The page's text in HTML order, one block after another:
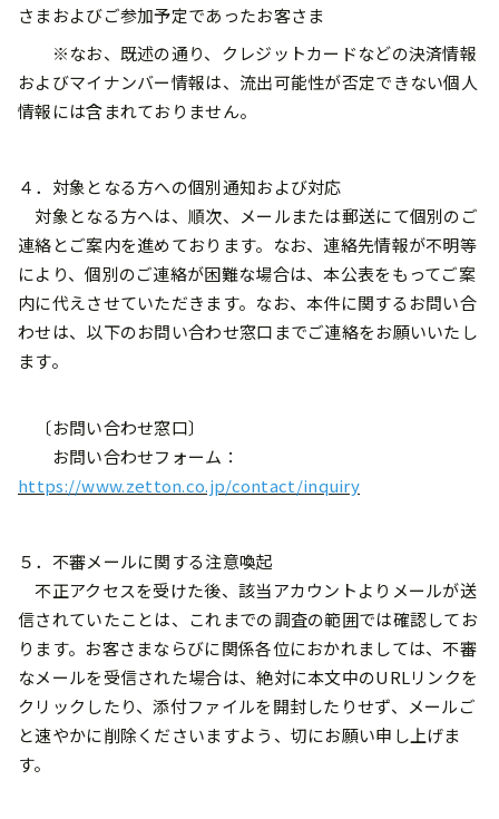
さまおよびご参加予定であったお客さま
※なお、既述の通り、クレジットカードなどの決済情報
およびマイナンバー情報は、流出可能性が否定できない個人
情報には含まれておりません。
４．対象となる方への個別通知および対応
対象となる方へは、順次、メールまたは郵送にて個別のご
連絡とご案内を進めております。なお、連絡先情報が不明等
により、個別のご連絡が困難な場合は、本公表をもってご案
内に代えさせていただきます。なお、本件に関するお問い合
わせは、以下のお問い合わせ窓口までご連絡をお願いいたし
ます。
〔お問い合わせ窓口〕
お問い合わせフォーム：
https://www.zetton.co.jp/contact/inquiry
５．不審メールに関する注意喚起
不正アクセスを受けた後、該当アカウントよりメールが送
信されていたことは、これまでの調査の範囲では確認してお
ります。お客さまならびに関係各位におかれましては、不審
なメールを受信された場合は、絶対に本文中のURLリンクを
クリックしたり、添付ファイルを開封したりせず、メールご
と速やかに削除くださいますよう、切にお願い申し上げま
す。